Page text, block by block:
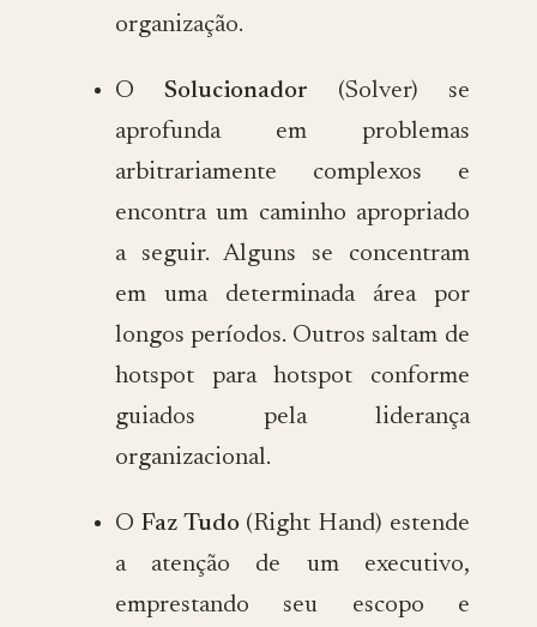
organização.
O Solucionador (Solver) se
aprofunda em problemas
arbitrariamente complexos e
encontra um caminho apropriado
a seguir. Alguns se concentram
em uma determinada área por
longos períodos. Outros saltam de
hotspot para hotspot conforme
guiados pela liderança
organizacional.
O Faz Tudo(Right Hand) estende
a atenção de um executivo,
emprestando seu escopo e